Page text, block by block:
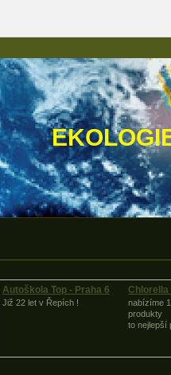
Autoškola Top - Praha 6
Již 22 let v Řepích !
nabízíme
produkty
to nejlepší